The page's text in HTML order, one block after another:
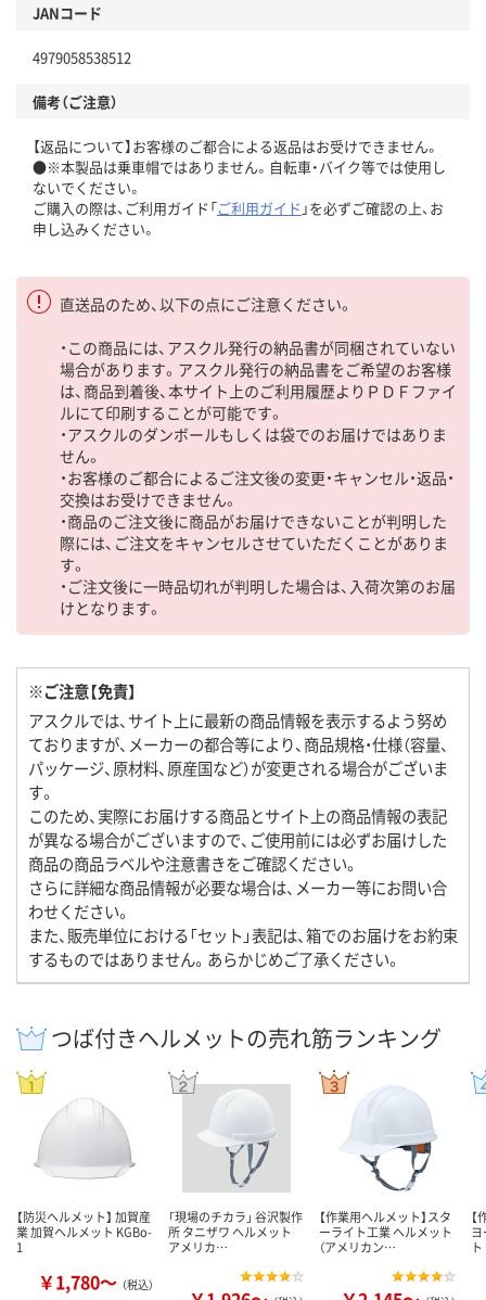
JANコード
4979058538512
備考（ご注意）
【返品について】お客様のご都合による返品はお受けできません。
●※本製品は乗車帽ではありません。自転車・バイク等では使用し
ないでください。
ご購入の際は、ご利用ガイド「ご利用ガイド 」を必ずご確認の上、お
申し込みください。
直送品のため、以下の点にご注意ください。
・この商品には、アスクル発行の納品書が同梱されていない
場合があります。アスクル発行の納品書をご希望のお客様
は、商品到着後、本サイト上のご利用履歴よりＰＤＦファイ
ルにて印刷することが可能です。
・アスクルのダンボールもしくは袋でのお届けではありま
せん。
・お客様のご都合によるご注文後の変更・キャンセル・返品・
交換はお受けできません。
・商品のご注文後に商品がお届けできないことが判明した
際には、ご注文をキャンセルさせていただくことがありま
す。
・ご注文後に一時品切れが判明した場合は、入荷次第のお届
けとなります。
※ご注意【免責】
アスクルでは、サイト上に最新の商品情報を表示するよう努め
ておりますが、メーカーの都合等により、商品規格・仕様（容量、
パッケージ、原材料、原産国など）が変更される場合がございま
す。
このため、実際にお届けする商品とサイト上の商品情報の表記
が異なる場合がございますので、ご使用前には必ずお届けした
商品の商品ラベルや注意書きをご確認ください。
さらに詳細な商品情報が必要な場合は、メーカー等にお問い合
わせください。
また、販売単位における「セット」表記は、箱でのお届けをお約束
するものではありません。あらかじめご了承ください。
つば付きヘルメットの売れ筋ランキング
【防災ヘルメット】 加賀産
業 加賀ヘルメット KGBo-
1
￥1,780～ （税込）
「現場のチカラ」 谷沢製作
所 タニザワ ヘルメット
アメリカ…
【作業用ヘルメット】スタ
ーライト工業 ヘルメット
（アメリカン…